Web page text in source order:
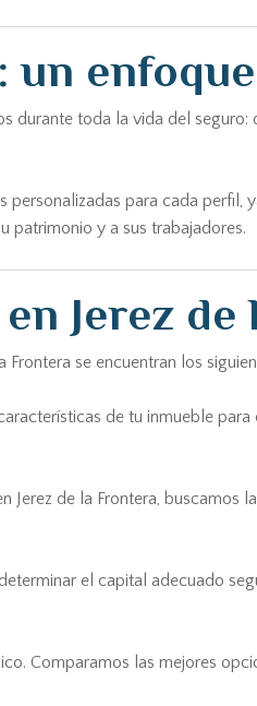
un
toda la vida del seguro:
para cada perfil,
patrimonio y a sus trabajadores.
Jerez de
se encuentran los
de tu inmueble
de la Frontera, buscamos
el capital adecuado
Comparamos las mejores